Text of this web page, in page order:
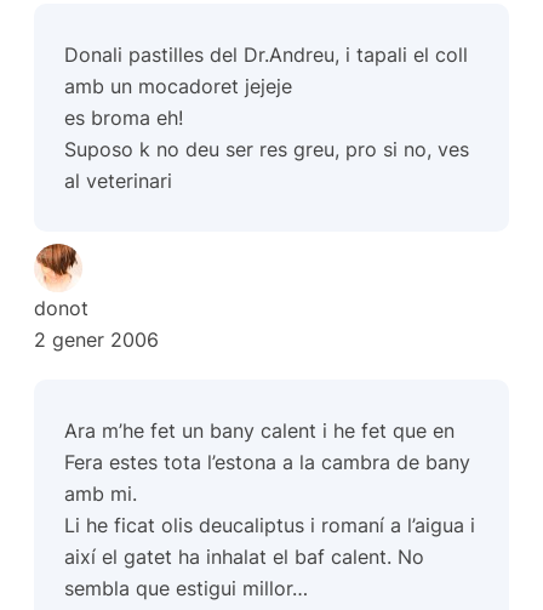
Donali pastilles del Dr.Andreu, i tapali el coll
amb un mocadoret jejeje
es broma eh!
Suposo k no deu ser res greu, pro si no, ves
al veterinari
donot
2 gener 2006
Ara m’he fet un bany calent i he fet que en
Fera estes tota l’estona a la cambra de bany
amb mi.
Li he ficat olis deucaliptus i romaní a l’aigua i
així el gatet ha inhalat el baf calent. No
sembla que estigui millor…